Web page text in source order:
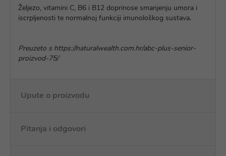
Željezo, vitamini C, B6 i B12 doprinose smanjenju umora i
iscrpljenosti te normalnoj funkciji imunološkog sustava.
Preuzeto s https://naturalwealth.com.hr/abc-plus-senior-
proizvod-75/
Upute o proizvodu
Pitanja i odgovori